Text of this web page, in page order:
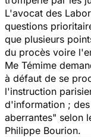
L'avocat des
questions
que plusieurs
du procès voire
Me Témime
à défaut de se
l'instruction
d'information ;
aberrantes" selon
Philippe Bourion.